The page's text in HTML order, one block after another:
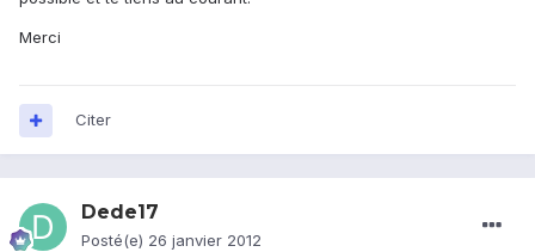
Merci
Citer
Dede17
Posté(e) 26 janvier 2012